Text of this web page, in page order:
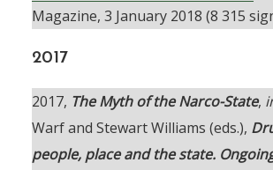
Magazine, 3 January 2018 (8 315
2017
2017, The Myth of the Narco-State,
Warf and Stewart Williams (eds.),
people, place and the state.